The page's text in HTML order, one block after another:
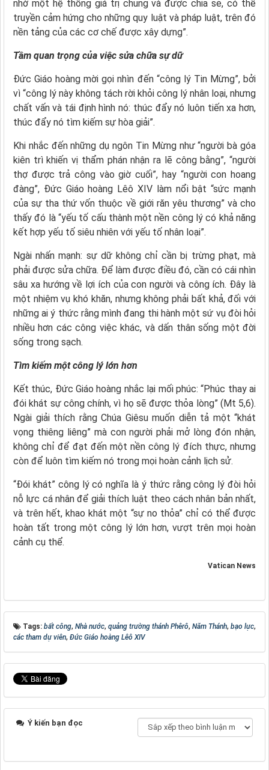
nhờ một hệ thống giá trị chung và được chia sẻ, có thể
truyền cảm hứng cho những quy luật và pháp luật, trên đó
nền tảng của các cơ chế được xây dựng”.
Tầm quan trọng của việc sửa chữa sự dữ
Đức Giáo hoàng mời gọi nhìn đến “công lý Tin Mừng”, bởi
vì “công lý này không tách rời khỏi công lý nhân loại, nhưng
chất vấn và tái định hình nó: thúc đẩy nó luôn tiến xa hơn,
thúc đẩy nó tìm kiếm sự hòa giải”.
Khi nhắc đến những dụ ngôn Tin Mừng như “người bà góa
kiên trì khiến vị thẩm phán nhận ra lẽ công bằng”, “người
thợ được trả công vào giờ cuối”, hay “người con hoang
đàng”, Đức Giáo hoàng Lêô XIV làm nổi bật “sức mạnh
của sự tha thứ vốn thuộc về giới răn yêu thương” và cho
thấy đó là “yếu tố cấu thành một nền công lý có khả năng
kết hợp yếu tố siêu nhiên với yếu tố nhân loại”.
Ngài nhấn mạnh: sự dữ không chỉ cần bị trừng phạt, mà
phải được sửa chữa. Để làm được điều đó, cần có cái nhìn
sâu xa hướng về lợi ích của con người và công ích. Đây là
một nhiệm vụ khó khăn, nhưng không phải bất khả, đối với
những ai ý thức rằng mình đang thi hành một sứ vụ đòi hỏi
nhiều hơn các công việc khác, và dấn thân sống một đời
sống trong sạch.
Tìm kiếm một công lý lớn hơn
Kết thúc, Đức Giáo hoàng nhắc lại mối phúc: “Phúc thay ai
đói khát sự công chính, vì họ sẽ được thỏa lòng” (Mt 5,6).
Ngài giải thích rằng Chúa Giêsu muốn diễn tả một “khát
vọng thiêng liêng” mà con người phải mở lòng đón nhận,
không chỉ để đạt đến một nền công lý đích thực, nhưng
còn để luôn tìm kiếm nó trong mọi hoàn cảnh lịch sử.
“Đói khát” công lý có nghĩa là ý thức rằng công lý đòi hỏi
nỗ lực cá nhân để giải thích luật theo cách nhân bản nhất,
và trên hết, khao khát một “sự no thỏa” chỉ có thể được
hoàn tất trong một công lý lớn hơn, vượt trên mọi hoàn
cảnh cụ thể.
Vatican News
Tags: bất công, Nhà nước, quảng trường thánh Phêrô, Năm Thánh, bạo lực,
các tham dự viên, Đức Giáo hoàng Lêô XIV
Ý kiến bạn đọc